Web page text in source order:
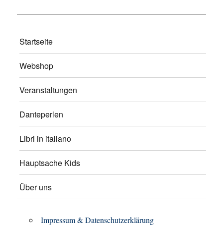
Startseite
Webshop
Veranstaltungen
Danteperlen
Libri in italiano
Hauptsache Kids
Über uns
Impressum & Datenschutzerklärung